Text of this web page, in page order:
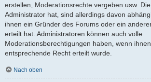
erstellen, Moderationsrechte vergeben usw.
Administrator hat, sind allerdings davon
ihnen ein Gründer des Forums oder ein
erteilt hat. Administratoren können auch volle
Moderationsberechtigungen haben, wenn
entsprechende Recht erteilt wurde.
Nach oben